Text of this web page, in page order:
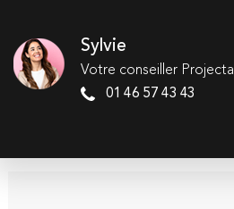
Sylvie
Votre conseiller Projecta
01 46 57 43 43